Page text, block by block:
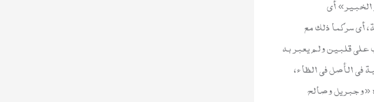
أي
أي سركما ذلك مع
قلبين ولم يعبر به
الأصل في الظاء،
«وجبريل وصالح